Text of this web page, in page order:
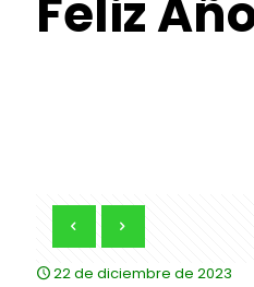
Feliz
22 de diciembre de 2023